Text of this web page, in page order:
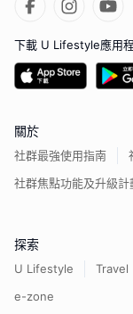
下載 U Lifestyle應用
關於
社群最強使用指南
社群焦點功能及升級計
探索
U Lifestyle Travel
e-zone